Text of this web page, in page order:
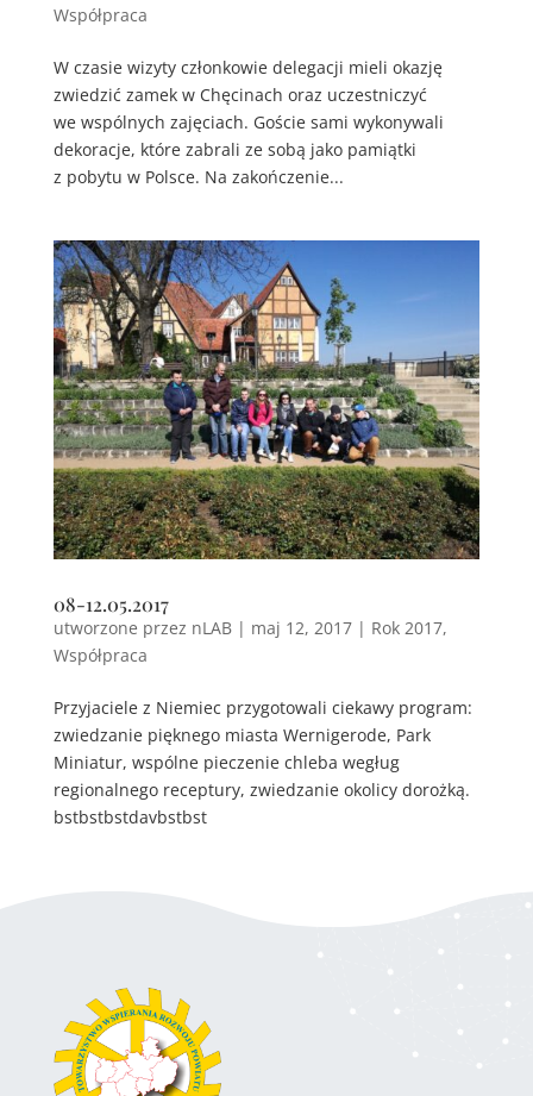
Współpraca
W czasie wizyty członkowie delegacji mieli okazję
zwiedzić zamek w Chęcinach oraz uczestniczyć
we wspólnych zajęciach. Goście sami wykonywali
dekoracje, które zabrali ze sobą jako pamiątki
z pobytu w Polsce. Na zakończenie...
08-12.05.2017
utworzone przez nLAB| maj 12, 2017| Rok 2017,
Współpraca
Przyjaciele z Niemiec przygotowali ciekawy program:
zwiedzanie pięknego miasta Wernigerode, Park
Miniatur, wspólne pieczenie chleba wegług
regionalnego receptury, zwiedzanie okolicy dorożką.
bstbstbstdavbstbst